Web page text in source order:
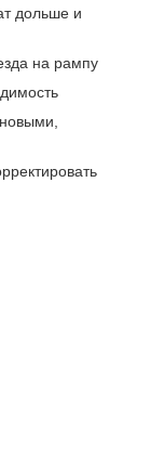
дольше и
на рампу